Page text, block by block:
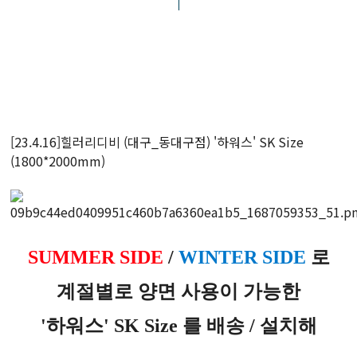
[23.4.16]힐러리디비 (대구_동대구점) '하워스' SK Size
(1800*2000mm)
SUMMER SIDE / WINTER SIDE 로
계절별로 양면 사용이 가능한
'하워스' SK Size 를 배송 / 설치해